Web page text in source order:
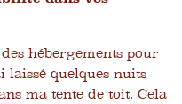
hébergements pour
quelques nuits
ma tente de toit. Cela